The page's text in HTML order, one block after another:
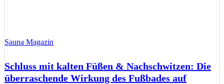
Sauna Magazin
Schluss mit kalten Füßen & Nachschwitzen: Die
überraschende Wirkung des Fußbades auf